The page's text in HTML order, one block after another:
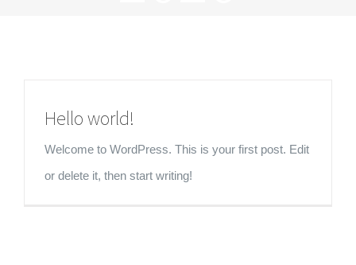
Hello world!
Welcome to WordPress. This is your first post. Edit
or delete it, then start writing!